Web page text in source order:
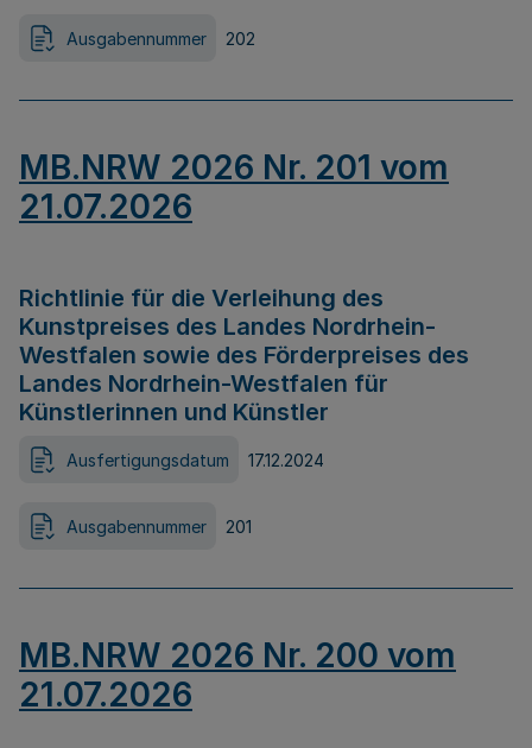
Ausgabennummer 202
MB.NRW 2026 Nr. 201 vom
21.07.2026
Richtlinie für die Verleihung des
Kunstpreises des Landes Nordrhein-
Westfalen sowie des Förderpreises des
Landes Nordrhein-Westfalen für
Künstlerinnen und Künstler
Ausfertigungsdatum 17.12.2024
Ausgabennummer 201
MB.NRW 2026 Nr. 200 vom
21.07.2026